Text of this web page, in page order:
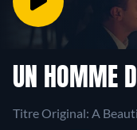
UN HOMME
Titre Original: A